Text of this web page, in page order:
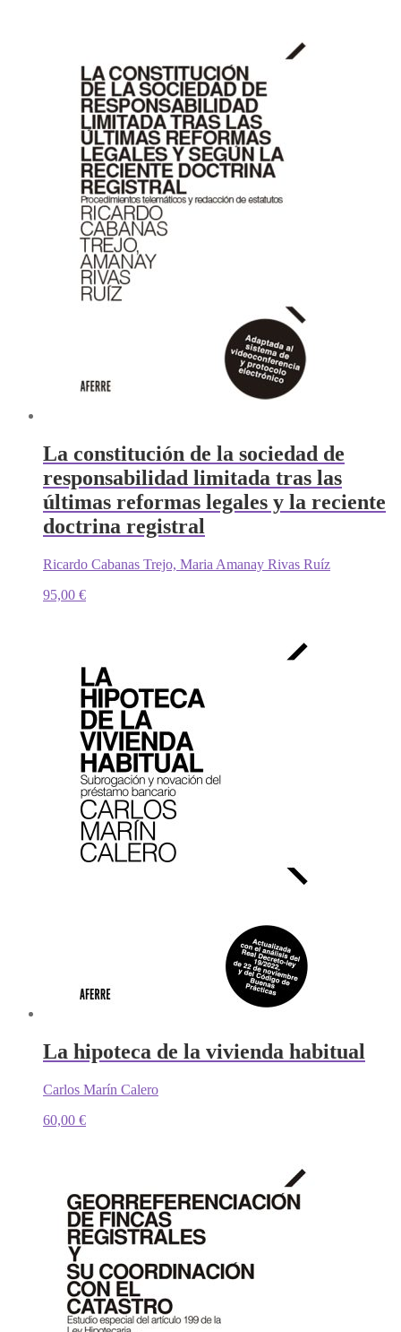
La constitución de la sociedad de
responsabilidad limitada tras las
últimas reformas legales y la reciente
doctrina registral
Ricardo Cabanas Trejo, Maria Amanay Rivas Ruíz
95,00 €
La hipoteca de la vivienda habitual
Carlos Marín Calero
60,00 €